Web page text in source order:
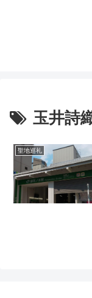
玉井詩
聖地巡礼